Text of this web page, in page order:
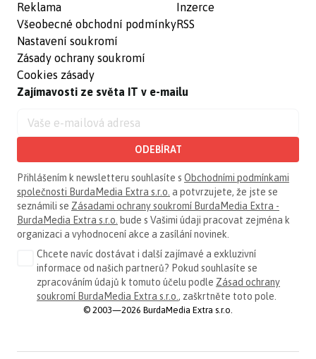
Reklama
Všeobecné obchodní podmínky
Nastavení soukromí
Zásady ochrany soukromí
Cookies zásady
Inzerce
RSS
Zajímavosti ze světa IT v e-mailu
ODEBÍRAT
Přihlášením k newsletteru souhlasíte s Obchodními podmínkami
společnosti BurdaMedia Extra s.r.o. a potvrzujete, že jste se
seznámili se Zásadami ochrany soukromí BurdaMedia Extra -
BurdaMedia Extra s.r.o. bude s Vašimi údaji pracovat zejména k
organizaci a vyhodnocení akce a zasílání novinek.
Chcete navíc dostávat i další zajímavé a exkluzivní
informace od našich partnerů? Pokud souhlasíte se
zpracováním údajů k tomuto účelu podle Zásad ochrany
soukromí BurdaMedia Extra s.r.o., zaškrtněte toto pole.
© 2003—2026 BurdaMedia Extra s.r.o.